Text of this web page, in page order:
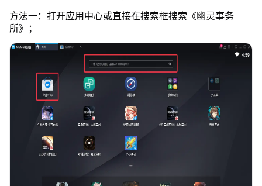
方法一：打开应用中心或直接在搜索框搜索《幽灵事务
所》；